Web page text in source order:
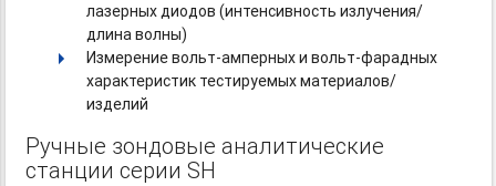
лазерных диодов (интенсивность излучения/
длина волны)
Измерениевольт-амперныхи вольт-фарадных
характеристик тестируемых материалов/
изделий
Ручные зондовые аналитические
станции серии SH